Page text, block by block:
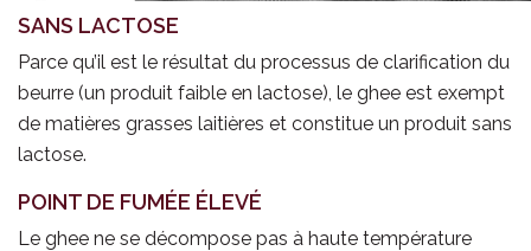
SANS LACTOSE
Parce qu’il est le résultat du processus de clarification du
beurre (un produit faible en lactose), le ghee est exempt
de matières grasses laitières et constitue un produit sans
lactose.
POINT DE FUMÉE ÉLEVÉ
Le ghee ne se décompose pas à haute température